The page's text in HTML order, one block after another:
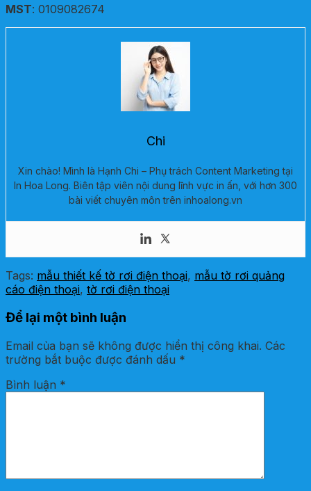
MST: 0109082674
Chi
Xin chào! Mình là Hạnh Chi – Phụ trách Content Marketing tại
In Hoa Long. Biên tập viên nội dung lĩnh vực in ấn, với hơn 300
bài viết chuyên môn trên inhoalong.vn
Tags: mẫu thiết kế tờ rơi điện thoại, mẫu tờ rơi quảng
cáo điện thoại, tờ rơi điện thoại
Để lại một bình luận
Email của bạn sẽ không được hiển thị công khai. Các
trường bắt buộc được đánh dấu *
Bình luận *